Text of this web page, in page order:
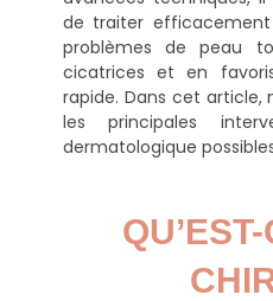
de traiter
problèmes de peau
cicatrices et en
rapide. Dans cet article,
les principales
dermatologique